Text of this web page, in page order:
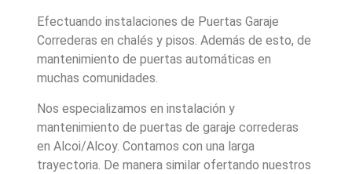
Efectuando instalaciones de Puertas Garaje
Correderas en chalés y pisos. Además de esto, de
mantenimiento de puertas automáticas en
muchas comunidades.
Nos especializamos en instalación y
mantenimiento de puertas de garaje correderas
en Alcoi/Alcoy. Contamos con una larga
trayectoria. De manera similar ofertando nuestros